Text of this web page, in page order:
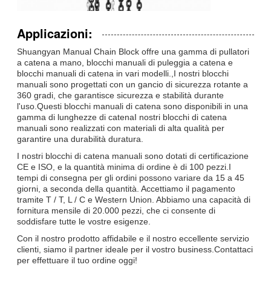
Applicazioni:
Shuangyan Manual Chain Block offre una gamma di pullatori
a catena a mano, blocchi manuali di puleggia a catena e
blocchi manuali di catena in vari modelli.,I nostri blocchi
manuali sono progettati con un gancio di sicurezza rotante a
360 gradi, che garantisce sicurezza e stabilità durante
l'uso.Questi blocchi manuali di catena sono disponibili in una
gamma di lunghezze di catenaI nostri blocchi di catena
manuali sono realizzati con materiali di alta qualità per
garantire una durabilità duratura.
I nostri blocchi di catena manuali sono dotati di certificazione
CE e ISO, e la quantità minima di ordine è di 100 pezzi.I
tempi di consegna per gli ordini possono variare da 15 a 45
giorni, a seconda della quantità. Accettiamo il pagamento
tramite T / T, L / C e Western Union. Abbiamo una capacità di
fornitura mensile di 20.000 pezzi, che ci consente di
soddisfare tutte le vostre esigenze.
Con il nostro prodotto affidabile e il nostro eccellente servizio
clienti, siamo il partner ideale per il vostro business.Contattaci
per effettuare il tuo ordine oggi!